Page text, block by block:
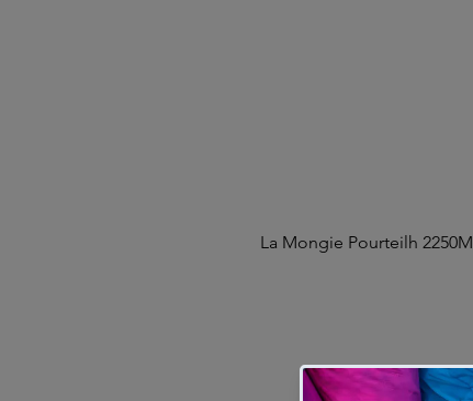
La Mongie Pourteilh 2250M